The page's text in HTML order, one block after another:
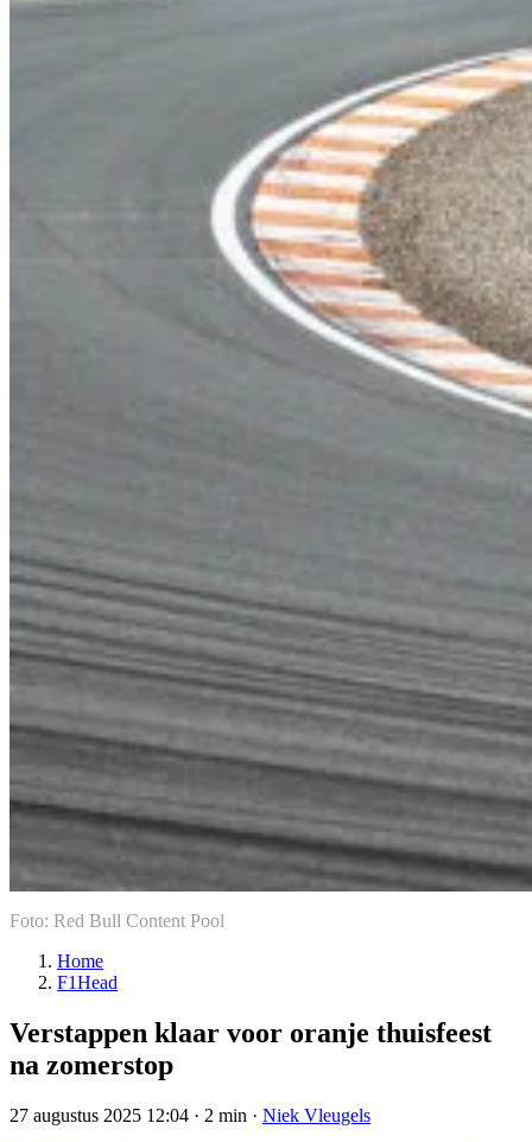
Foto: Red Bull Content Pool
Home
F1Head
Verstappen klaar voor oranje thuisfeest
na zomerstop
27 augustus 2025 12:04 · 2 min · Niek Vleugels